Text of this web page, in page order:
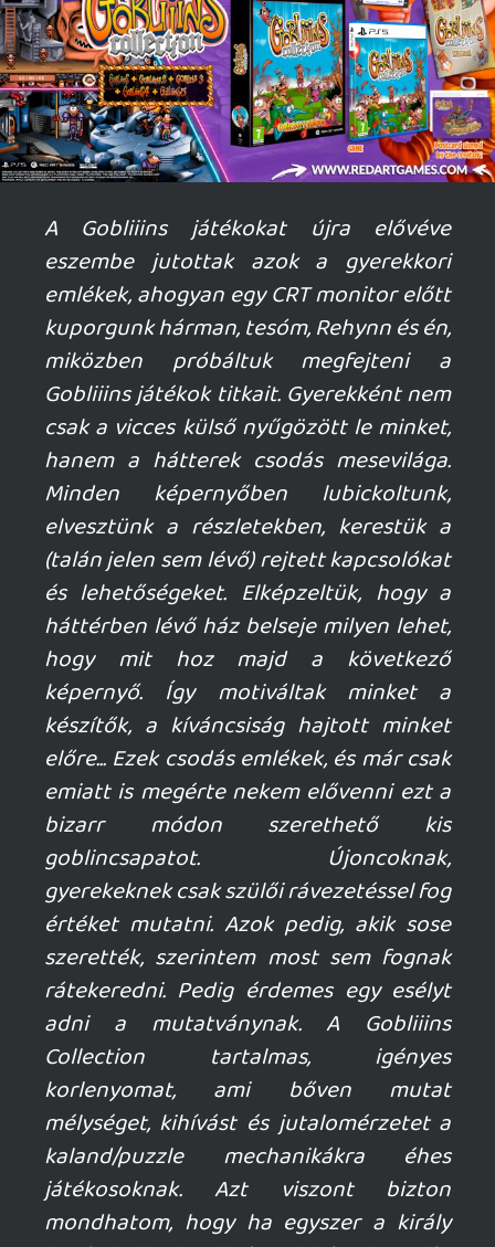
Rince 2026.06.22 13:27:25 #212r9
Egy kis feedback, nagyon jok ezek az
animaciok, de jo lenne valami kikapcsolasi
lehetoseg is. Engem konkretan annyira
zavart a vollodzas, hogy nem birtam
elolvasni a cikket. 😞
mcmacko 2026.06.22 12:42:27 #212r2
Mindegyik a maga módján nehéz. Kezdd az
elsővel. 🙂
Necroman Mk2
2026.06.22 11:54:20
Necroman Mk2 2026.06.22 11:54:20 #212qx
Hallottam már a sorozatról, de soha nem
játszottam velük. A leírás alapján a 4. rész
tűnik a legkönnyebbnek, vagy nem?
mcmacko 2026.06.21 18:55:41
Nagyon kell hozzá egy chill állapot, ahol
nem "haladni" akarsz, hanem játszani. Az
első köröm a fentivel sajnos "haladós"
állapotomban kapott el, és úgy nem
működik. Régen az elmélyülésnek
kzb 2026.06.21 07:28:02
2026.06.21 07:28:02
Kb. 1992/'93 tájékán, amikor én még
nagyon messze álltam attól, hogy saját
PC-m legyen, az egyik ismerőstől
kölcsönkapott floppy lemezeken a
második részt becsempésztem az egyik
frissen beszerzett, színes VGA monitoros
középiskolai gépre. Komolyan nem sikerült
játszanunk vele, főleg hogy francia
szórakoztunk az intró és a gameplay
animációs gegjein. A harmadik részben
próbáltam elmélyedni már jóval később
DosBOX-on, de nagyjából a harmadik
képernyőnél sajnos elfogyott iránta a
keviny 2026.06.20 06:17:43 #212ps
Ohhh, de jó hogy ez megjelent. 386-oson
nyomtuk anno a haverommal - nem túl
nagy sikerrel, 10 évesen - kíváncsi vagyok
most hogy megy.